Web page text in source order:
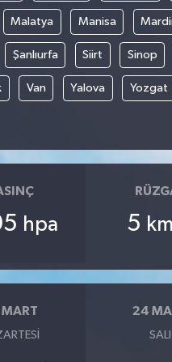
Malatya Manisa
Şanlıurfa Siirt Sinop
Van Yalova Yozgat
hpa 5
24
SALI